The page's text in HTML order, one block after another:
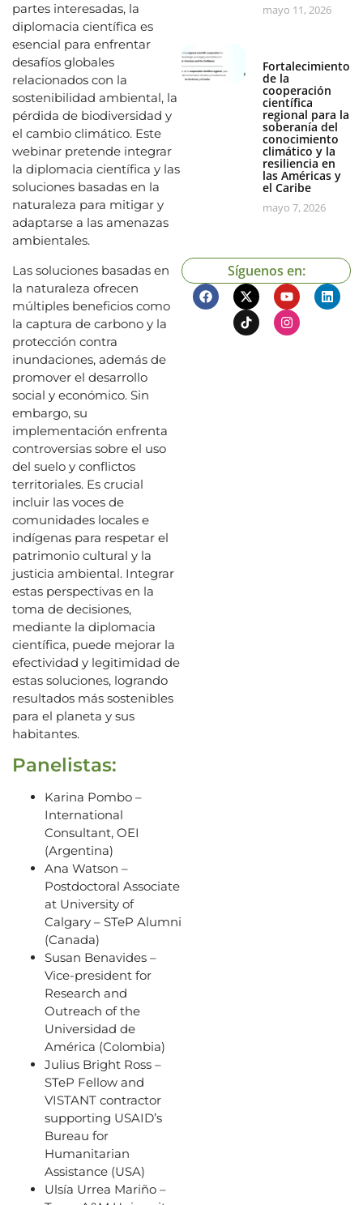
partes interesadas, la
diplomacia científica es
esencial para enfrentar
desafíos globales
relacionados con la
sostenibilidad ambiental, la
pérdida de biodiversidad y
el cambio climático. Este
webinar pretende integrar
la diplomacia científica y las
soluciones basadas en la
naturaleza para mitigar y
adaptarse a las amenazas
ambientales.
Las soluciones basadas en
la naturaleza ofrecen
múltiples beneficios como
la captura de carbono y la
protección contra
inundaciones, además de
promover el desarrollo
social y económico. Sin
embargo, su
implementación enfrenta
controversias sobre el uso
del suelo y conflictos
territoriales. Es crucial
incluir las voces de
comunidades locales e
indígenas para respetar el
patrimonio cultural y la
justicia ambiental. Integrar
estas perspectivas en la
toma de decisiones,
mediante la diplomacia
científica, puede mejorar la
efectividad y legitimidad de
estas soluciones, logrando
resultados más sostenibles
para el planeta y sus
habitantes.
Panelistas:
Karina Pombo –
International
Consultant, OEI
(Argentina)
Ana Watson –
Postdoctoral Associate
at University of
Calgary – STeP Alumni
(Canada)
Susan Benavides –
Vice-president for
Research and
Outreach of the
Universidad de
América (Colombia)
Julius Bright Ross –
STeP Fellow and
VISTANT contractor
supporting USAID’s
Bureau for
Humanitarian
Assistance (USA)
Ulsía Urrea Mariño –
mayo 11, 2026
Fortalecimiento
de la
cooperación
científica
regional para la
soberanía del
conocimiento
climático y la
resiliencia en
las Américas y
el Caribe
mayo 7, 2026
Síguenos en: